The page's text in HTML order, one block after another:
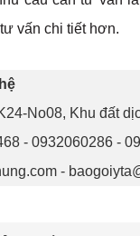
vấn chi tiết hơn.
No08, Khu đất
- 0932060286 -
-